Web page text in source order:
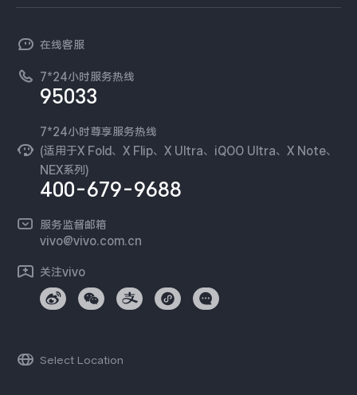
NEX系列
环保回收
安全公告
服务隐私政策
Log还原LUTs下载
vivo 办公套件
vivo 企业业务
廉正合规
国补营业执照
无线电发射设备销售备案
工作机会
新闻资讯
可持续发展
vivo 蔡司影像
开发者社区
在线客服
7*24小时服务热线
95033
7*24小时尊享服务热线
(适用于X Fold、X Flip、X Ultra、iQOO Ultra、X Note、
NEX系列)
400-679-9688
服务监督邮箱
vivo@vivo.com.cn
关注vivo
Select Location